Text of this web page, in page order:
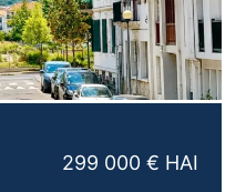
299 000 € HAI